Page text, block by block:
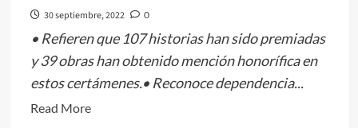
30 septiembre, 2022 0
• Refieren que 107 historias han sido premiadas
y 39 obras han obtenido mención honorífica en
estos certámenes.• Reconoce dependencia...
Read MoreRead